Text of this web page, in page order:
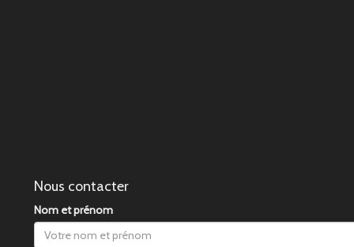
Nous contacter
Nom et prénom